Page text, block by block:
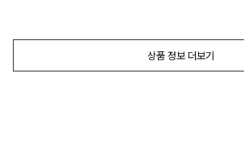
상품 정보 더보기